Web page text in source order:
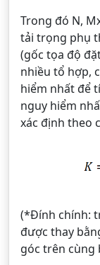
Trong đó N,
tải trọng phụ
(gốc tọa độ
nhiều tổ hợp,
hiểm nhất để
nguy hiểm
xác định theo
(*Đính chính:
được thay
góc trên cùng